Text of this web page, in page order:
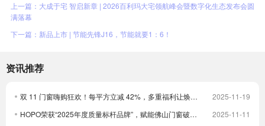
上一篇：大成于宅 智启新章 | 2026百利玛大宅领航峰会暨数字化生态发布会圆
满落幕
下一篇：新品上市 | 节能先锋J16，节能就要1：6！
资讯推荐
双 11 门窗嗨购狂欢！每平方立减 42%，多重福利让焕新更划算！
2025-11-19
HOPO荣获“2025年度质量标杆品牌”，赋能佛山门窗破卷立新
2025-11-11